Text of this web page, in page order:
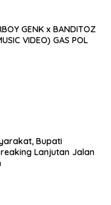
GENK x BANDITOZ
VIDEO) GAS POL
Bupati
Lanjutan Jalan